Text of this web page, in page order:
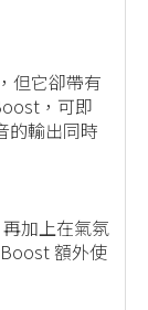
但它卻帶有
，可即
的輸出同時
加上在氣氛
額外使